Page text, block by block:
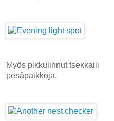
Myös pikkulinnut tsekkaili
pesäpaikkoja.